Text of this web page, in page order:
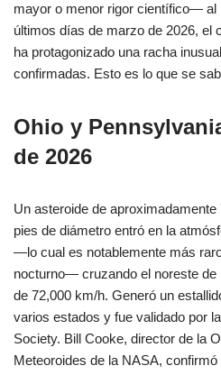
mayor o menor rigor científico— al
últimos días de marzo de 2026, el
ha protagonizado una racha
confirmadas. Esto es lo que se
Ohio y
de 2026
Un asteroide de
pies de diámetro entró en la
—lo cual es notablemente más
nocturno— cruzando el noreste
de 72,000 km/h. Generó un
varios estados y fue validado por
Society. Bill Cooke, director de la
Meteoroides de la NASA,